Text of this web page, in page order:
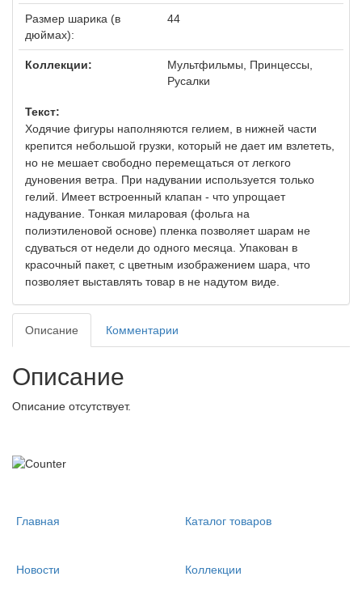
Размер шарика (в
дюймах):
44
Коллекции:
Мультфильмы, Принцессы,
Русалки
Текст:
Ходячие фигуры наполняются гелием, в нижней части
крепится небольшой грузки, который не дает им взлететь,
но не мешает свободно перемещаться от легкого
дуновения ветра. При надувании используется только
гелий. Имеет встроенный клапан - что упрощает
надувание. Тонкая миларовая (фольга на
полиэтиленовой основе) пленка позволяет шарам не
сдуваться от недели до одного месяца. Упакован в
красочный пакет, с цветным изображением шара, что
позволяет выставлять товар в не надутом виде.
Описание Комментарии
Описание
Описание отсутствует.
Главная Каталог товаров
Новости Коллекции